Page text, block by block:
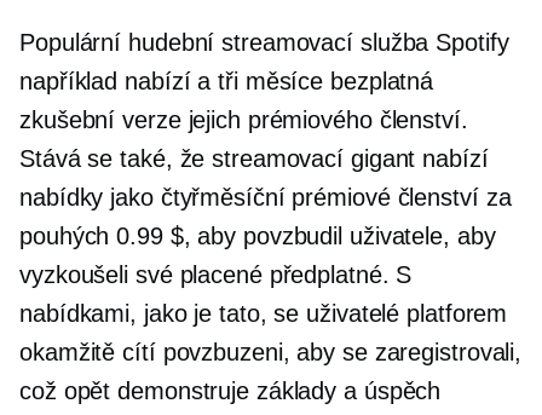
Populární hudební streamovací služba Spotify
například nabízí atři měsíce bezplatná
zkušební verze jejich prémiového členství.
Stává se také, že streamovací gigant nabízí
nabídky jako čtyřměsíční prémiové členství za
pouhých 0.99 $, aby povzbudil uživatele, aby
vyzkoušeli své placené předplatné. S
nabídkami, jako je tato, se uživatelé platforem
okamžitě cítí povzbuzeni, aby se zaregistrovali,
což opět demonstruje základy a úspěch